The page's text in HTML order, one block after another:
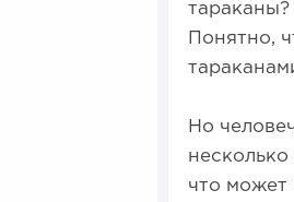
Понятно,
Но
несколько
что может